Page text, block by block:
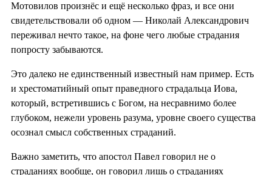
Мотовилов произнёс и ещё несколько фраз, и все они
свидетельствовали об одном — Николай Александрович
переживал нечто такое, на фоне чего любые страдания
попросту забываются.
Это далеко не единственный известный нам пример. Есть
и хрестоматийный опыт праведного страдальца Иова,
который, встретившись с Богом, на несравнимо более
глубоком, нежели уровень разума, уровне своего существа
осознал смысл собственных страданий.
Важно заметить, что апостол Павел говорил не о
страданиях вообще, он говорил лишь о страданиях